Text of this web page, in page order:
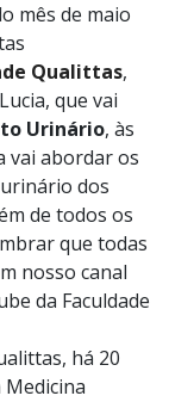
mês de maio
Qualittas,
que vai
Urinário, às
vai abordar os
dos
de todos os
que todas
nosso canal
da Faculdade
há 20